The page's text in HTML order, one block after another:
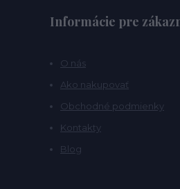
Informácie pre
O nás
Ako nakupovať
Obchodné podmienky
Kontakty
Blog